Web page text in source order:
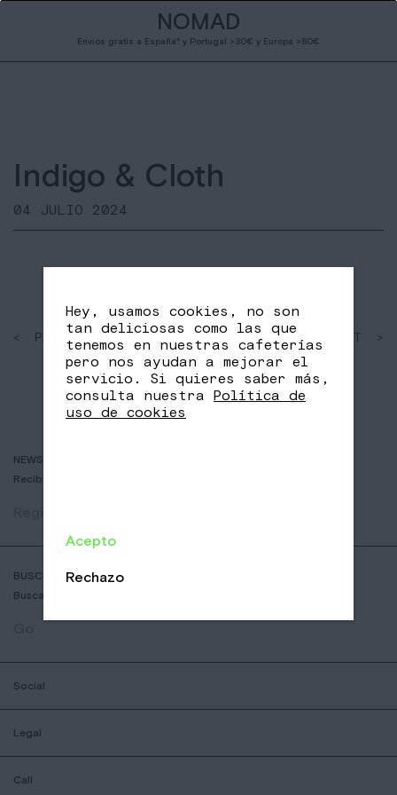
NOMAD
Envíos gratis a España* y Portugal >30€ y Europa >80€
Indigo & Cloth
04 JULIO 2024
< PAST
SHARE
FB
TW
NEXT >
NEWSLETTER
Recibe historias de cafés delicosos y las últimas novedades.
BUSCADOR DE COFFESSHOPS
Busca la tienda Nomad más cercana
Social
Legal
Call
Hey, usamos cookies, no son
tan deliciosas como las que
tenemos en nuestras cafeterías
pero nos ayudan a mejorar el
servicio. Si quieres saber más,
consulta nuestra Política de
uso de cookies
Acepto
Rechazo